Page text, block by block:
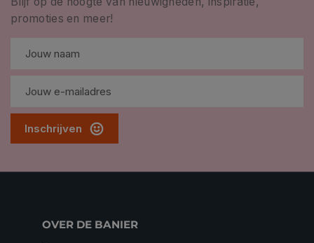
promoties en meer!
Inschrijven
OVER DE BANIER